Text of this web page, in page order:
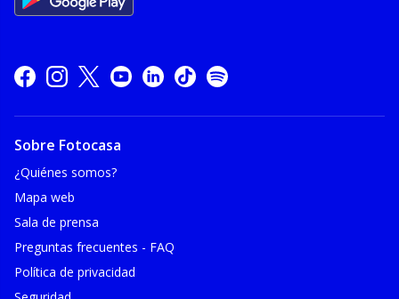
Sobre Fotocasa
¿Quiénes somos?
Mapa web
Sala de prensa
Preguntas frecuentes - FAQ
Política de privacidad